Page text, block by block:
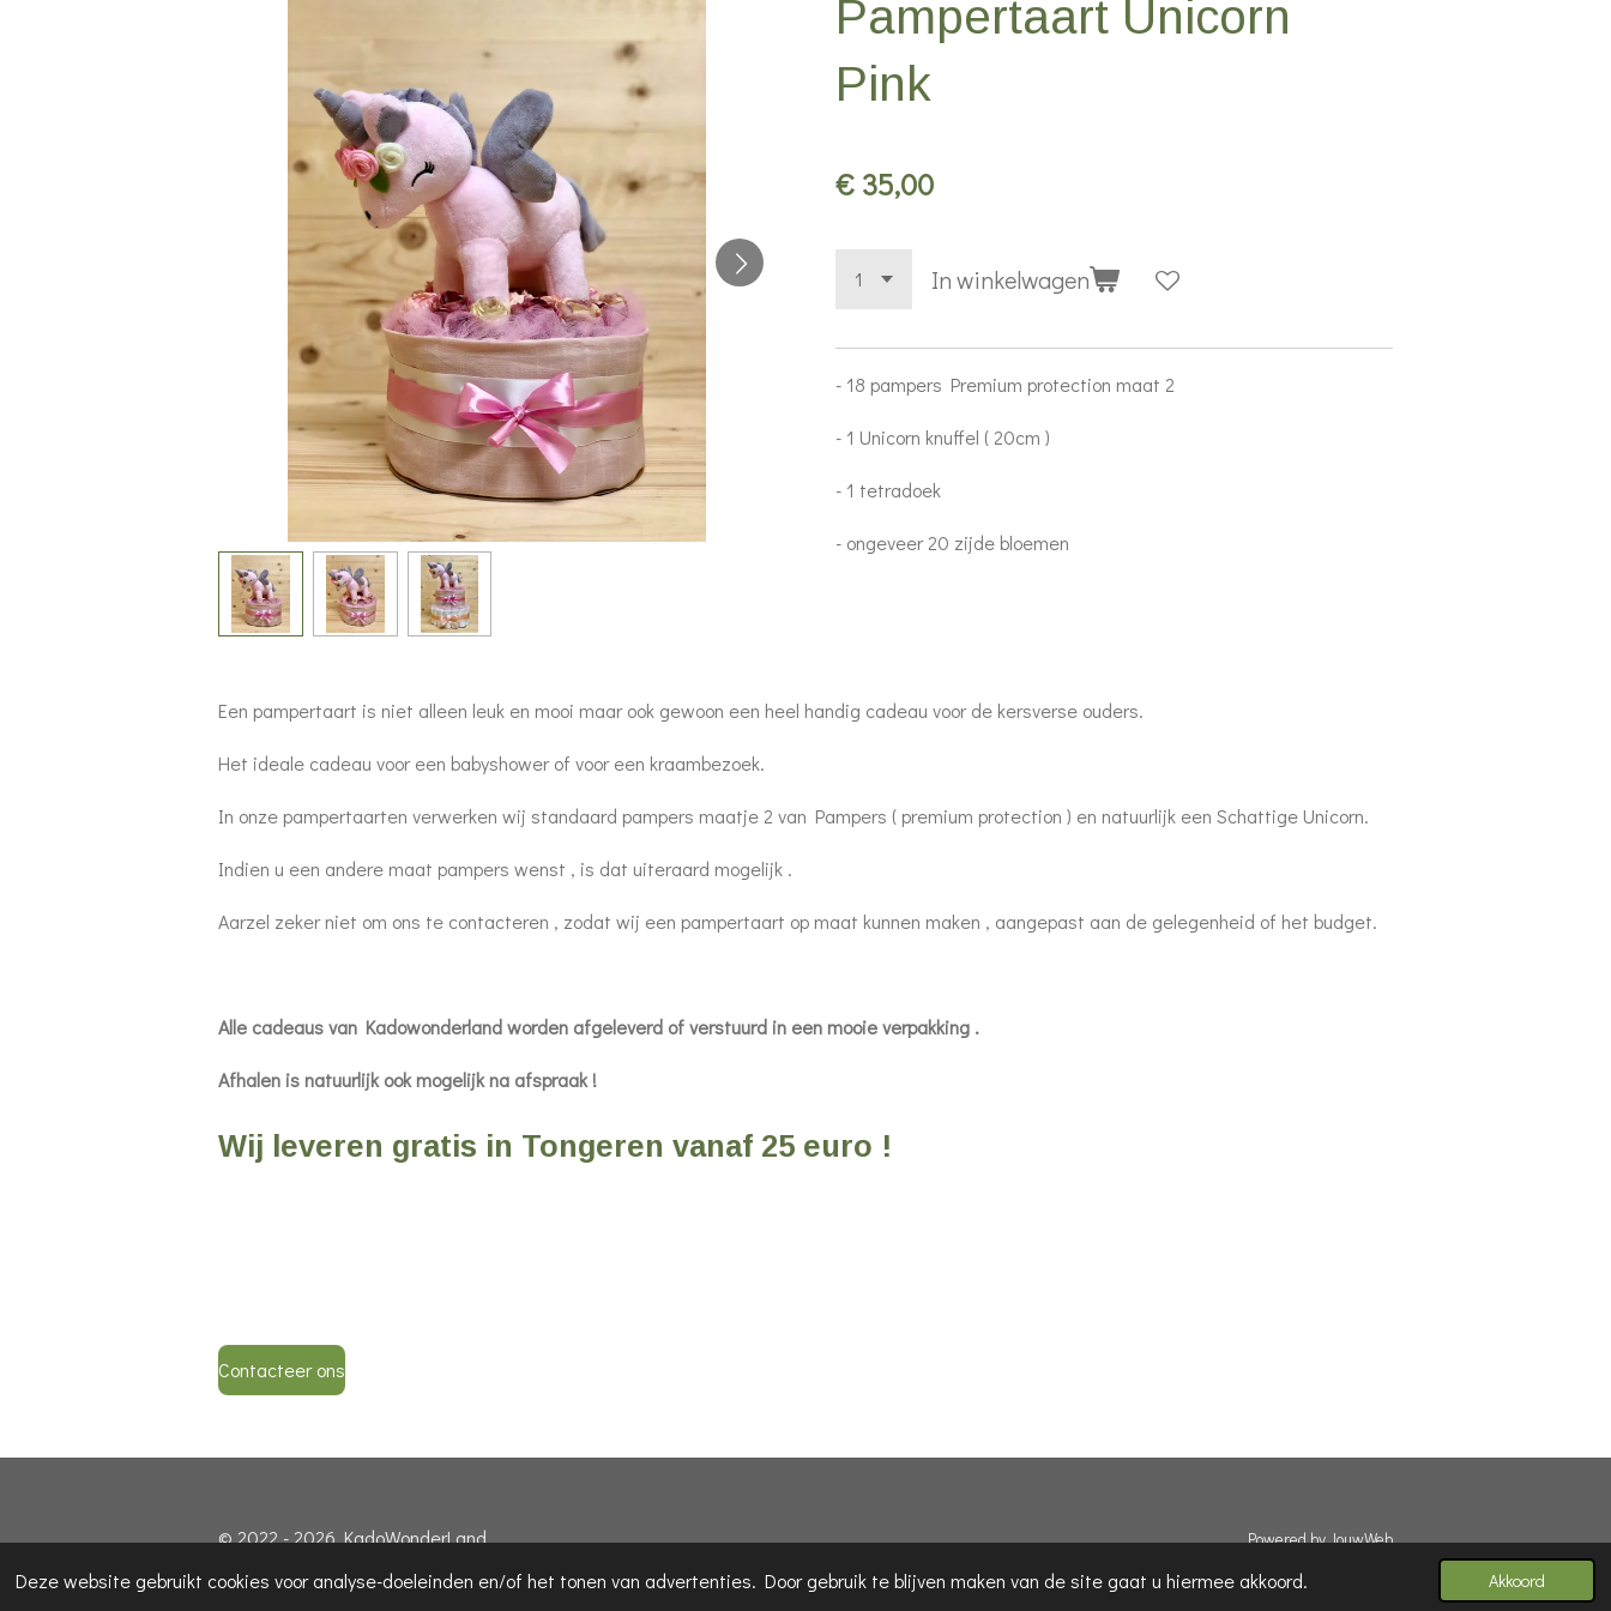
Deze website gebruikt cookies voor analyse-doeleinden en/of het tonen van advertenties. Door gebruik te blijven maken van de site gaat u hiermee akkoord. Akkoord
Pampertaart Unicorn
Pink
€ 35,00
In winkelwagen
- 18 pampers Premium protection maat 2
- 1 Unicorn knuffel ( 20cm )
- 1 tetradoek
- ongeveer 20 zijde bloemen
Een pampertaart is niet alleen leuk en mooi maar ook gewoon een heel handig cadeau voor de kersverse ouders.
Het ideale cadeau voor een babyshower of voor een kraambezoek.
In onze pampertaarten verwerken wij standaard pampers maatje 2 van Pampers ( premium protection ) en natuurlijk een Schattige Unicorn.
Indien u een andere maat pampers wenst , is dat uiteraard mogelijk .
Aarzel zeker niet om ons te contacteren , zodat wij een pampertaart op maat kunnen maken , aangepast aan de gelegenheid of het budget.
Alle cadeaus van Kadowonderland worden afgeleverd of verstuurd in een mooie verpakking .
Afhalen is natuurlijk ook mogelijk na afspraak !
Wij leveren gratis in Tongeren vanaf 25 euro !
Contacteer ons
© 2022 - 2026 KadoWonderLand Powered byJouwWeb